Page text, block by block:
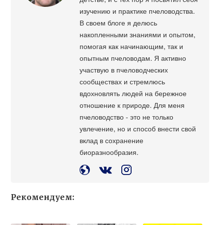
изучению и практике пчеловодства.
В своем блоге я делюсь
накопленными знаниями и опытом,
помогая как начинающим, так и
опытным пчеловодам. Я активно
участвую в пчеловодческих
сообществах и стремлюсь
вдохновлять людей на бережное
отношение к природе. Для меня
пчеловодство - это не только
увлечение, но и способ внести свой
вклад в сохранение
биоразнообразия.
Рекомендуем: